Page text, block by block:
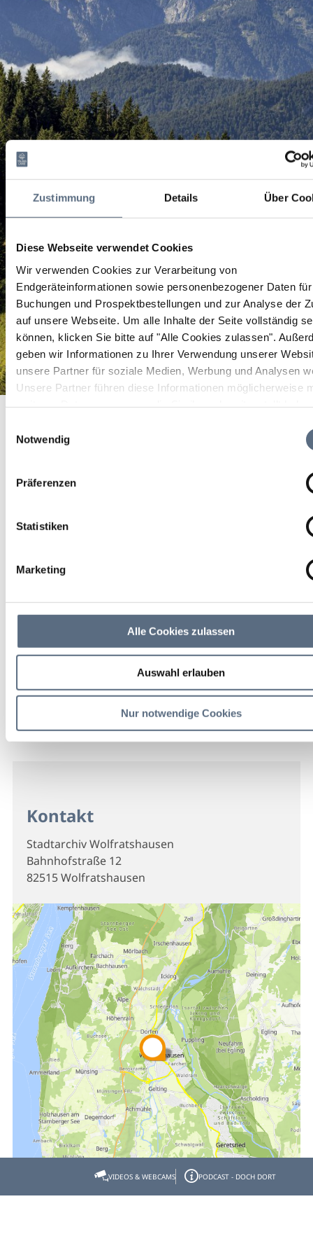
Zustimmung Details Über
Diese Webseite verwendet Cookies
Wir verwenden Cookies zur Verarbeitung von
Endgeräteinformationen sowie personenbezogener Daten
Buchungen und Prospektbestellungen und zur Analyse der
auf unsere Webseite. Um alle Inhalte der Seite vollständig
können, klicken Sie bitte auf "Alle Cookies zulassen".
geben wir Informationen zu Ihrer Verwendung unserer
unsere Partner für soziale Medien, Werbung und Analysen
Unsere Partner führen diese Informationen möglicherweise
Notwendig
Präferenzen
Statistiken
Marketing
Alle Cookies zulassen
Auswahl erlauben
Nur notwendige Cookies
Stadtarchiv Wolfratshausen
Startseite Stadtarchiv Wolfratshausen
Stadtarchiv
Kontakt
Stadtarchiv Wolfratshausen
Bahnhofstraße 12
82515 Wolfratshausen
VIDEOS & WEBCAMS PODCAST - DOCH DORT